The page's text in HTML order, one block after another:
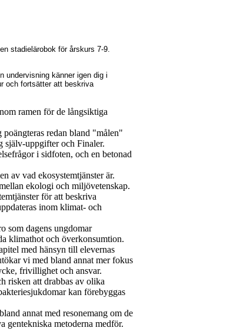
stadielärobok för årskurs 7-9.
undervisning känner igen dig i
och fortsätter att beskriva
ramen för de långsiktiga
redan bland "målen"
själv-uppgifter och Finaler.
i sidfoten, och en betonad
av vad ekosystemtjänster är.
ekologi och miljövetenskap.
för att beskriva
inom klimat- och
som dagens ungdomar
klimathot och överkonsumtion.
med hänsyn till elevernas
vi med bland annat mer fokus
frivillighet och ansvar.
risken att drabbas av olika
kan förebyggas
annat med resonemang om de
gentekniska metoderna medför.